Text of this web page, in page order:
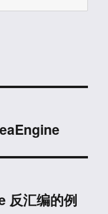
反汇编的例